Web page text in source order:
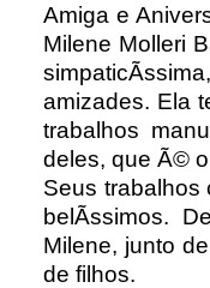
Amiga e
Milene Molleri
amizades. Ela
trabalhos
deles, que Ã©
Seus trabalhos
belÃ­ssimos.
Milene, junto
de filhos.